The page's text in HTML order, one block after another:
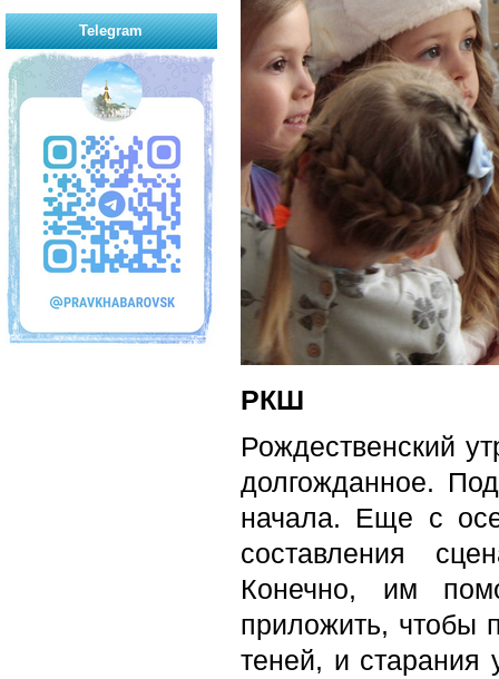
РКШ
Рождественский
долгожданное.
начала. Еще с
составления
Конечно, им
приложить, чтобы
теней, и
Telegram